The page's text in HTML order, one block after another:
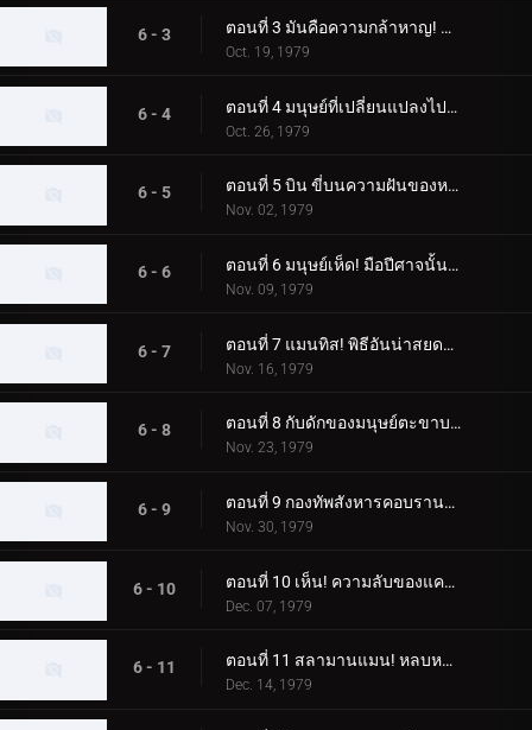
6 - 3 ตอนที่ 3 มันคือความกล้าหาญ! ความกลัวของขลุ่ยค้างคาว
Oct. 19, 1979
6 - 4 ตอนที่ 4 มนุษย์ที่เปลี่ยนแปลงไปสองคน ไรเดอร์ผู้โกรธแค้นแตกสลาย
Oct. 26, 1979
6 - 5 ตอนที่ 5 บิน ขี่บนความฝันของหญิงสาว
Nov. 02, 1979
6 - 6 ตอนที่ 6 มนุษย์เห็ด! มือปีศาจนั้นเย็นชา
Nov. 09, 1979
6 - 7 ตอนที่ 7 แมนทิส! พิธีอันน่าสยดสยอง
Nov. 16, 1979
6 - 8 ตอนที่ 8 กับดักของมนุษย์ตะขาบ! ห้องผ่าตัดลึกลับ
Nov. 23, 1979
6 - 9 ตอนที่ 9 กองทัพสังหารคอบรานแมน
Nov. 30, 1979
6 - 10 ตอนที่ 10 เห็น! ความลับของแครกเกอร์แมน
Dec. 07, 1979
6 - 11 ตอนที่ 11 สลามานแมน! หลบหนีจากหุบเขานรก
Dec. 14, 1979